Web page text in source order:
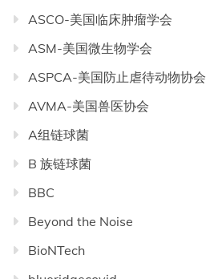
ASCO-美国临床肿瘤学会
ASM-美国微生物学会
ASPCA-美国防止虐待动物协会
AVMA-美国兽医协会
A组链球菌
B 族链球菌
BBC
Beyond the Noise
BioNTech